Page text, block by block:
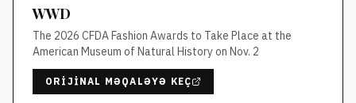
WWD
The 2026 CFDA Fashion Awards to Take Place at the
American Museum of Natural History on Nov. 2
ORIJINAL MƏQALƏYƏ KEÇ